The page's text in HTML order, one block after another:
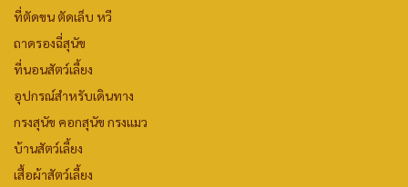
ที่ตัดขน ตัดเล็บ หวี
ถาดรองฉี่สุนัข
ที่นอนสัตว์เลี้ยง
อุปกรณ์สำหรับเดินทาง
กรงสุนัข คอกสุนัข กรงแมว
บ้านสัตว์เลี้ยง
เสื้อผ้าสัตว์เลี้ยง